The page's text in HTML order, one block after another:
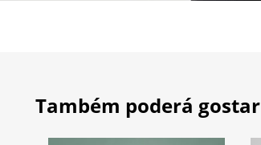
Também poderá gostar